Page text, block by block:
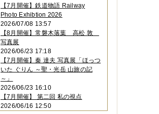
2023年10月（3件）
2023年09月（4件）
2023年08月 （1件）
2023年06月（3件）
2023年05月
2023年04月 （2件）
2023年03月（5件）
2023年02月（3件）
2023年01月
2022年12月 （3件）
2022年11月（2件）
2022年10月（4件）
【7月開催】鉄道物語 Railway
Photo Exhibtion 2026
2026/07/08 13:57
【8月開催】常磐木落葉 高松 敦
写真展
2026/06/23 17:18
【7月開催】秦 達夫 写真展「ほっつ
いた ぐりん ～聖・光岳 山旅の記
～」
2026/06/23 16:10
【7月開催】 第二回 私の視点
2026/06/16 12:50